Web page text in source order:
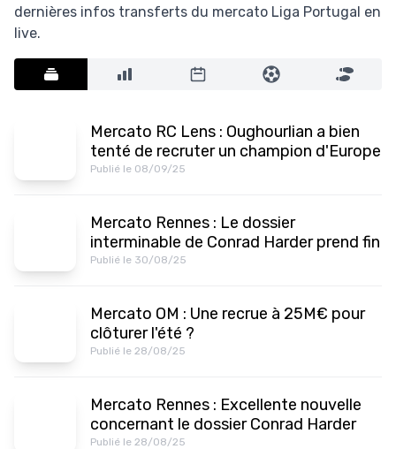
dernières infos transferts du mercato Liga Portugal en
live.
Mercato RC Lens : Oughourlian a bien
tenté de recruter un champion d'Europe
Publié le 08/09/25
Mercato Rennes : Le dossier
interminable de Conrad Harder prend fin
Publié le 30/08/25
Mercato OM : Une recrue à 25M€ pour
clôturer l'été ?
Publié le 28/08/25
Mercato Rennes : Excellente nouvelle
concernant le dossier Conrad Harder
Publié le 28/08/25